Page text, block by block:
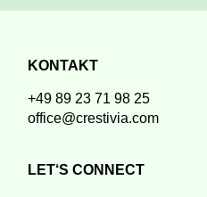
KONTAKT
+49 89 23 71 98 25
office@crestivia.com
LET‘S CONNECT